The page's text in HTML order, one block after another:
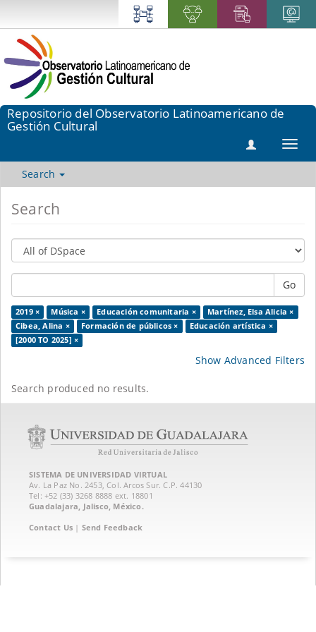
Repositorio del Observatorio Latinoamericano de
Gestión Cultural
Search
Search
Go
2019 × Música × Educación comunitaria ×
Martínez, Elsa Alicia ×
Cibea, Alina ×
Formación de públicos ×
Educación artística ×
[2000 TO 2025] ×
Show Advanced Filters
Search produced no results.
SISTEMA DE UNIVERSIDAD VIRTUAL
Av. La Paz No. 2453, Col. Arcos Sur. C.P. 44130
Tel: +52 (33) 3268 8888‏ ext. 18801
Guadalajara, Jalisco, México.
Contact Us | Send Feedback